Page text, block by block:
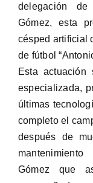
delegación
Gómez, esta
césped artificial
de fútbol
Esta
especializada,
últimas
completo el
después de
Gómez que